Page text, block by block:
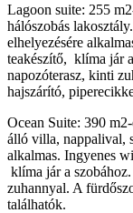
Lagoon suite: 255
hálószobás
elhelyezésére
teakészítő, klíma jár
napozóterasz, kinti
hajszárító,
Ocean Suite: 390
álló villa, nappalival,
alkalmas. Ingyenes
klíma jár a
zuhannyal. A
találhatók.